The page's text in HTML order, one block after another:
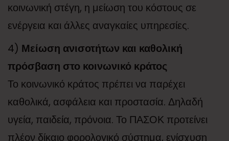
κοινωνική στέγη, η μείωση του κόστους σε
ενέργεια και άλλες αναγκαίες υπηρεσίες.
4) Μείωση ανισοτήτων και καθολική
πρόσβαση στο κοινωνικό κράτος
Το κοινωνικό κράτος πρέπει να παρέχει
καθολικά, ασφάλεια και προστασία. Δηλαδή
υγεία, παιδεία, πρόνοια. Το ΠΑΣΟΚ προτείνει
πλέον δίκαιο φορολογικό σύστημα, ενίσχυση